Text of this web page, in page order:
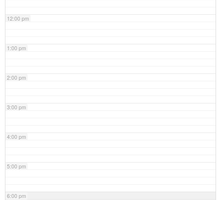
12:00 pm
1:00 pm
2:00 pm
3:00 pm
4:00 pm
5:00 pm
6:00 pm